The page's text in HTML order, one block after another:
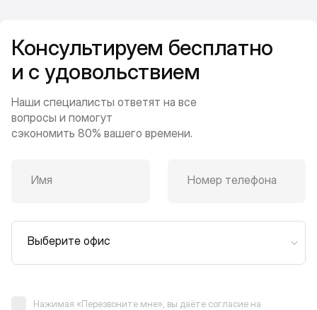
Консультируем бесплатно
и с удовольствием
Наши специалисты ответят на все
вопросы и помогут
сэкономить 80% вашего времени.
Имя Номер телефона
Выберите офис
Нажимая «Перезвоните мне», вы даёте согласие на